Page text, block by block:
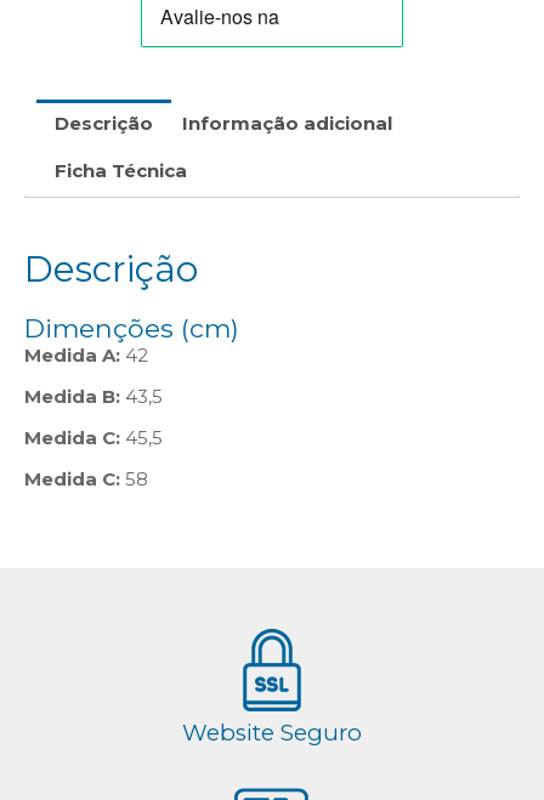
Descrição Informação adicional
Ficha Técnica
Descrição
Dimenções (cm)
Medida A: 42
Medida B: 43,5
Medida C: 45,5
Medida C: 58
Website Seguro